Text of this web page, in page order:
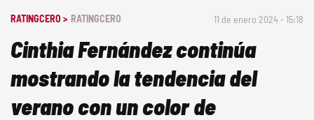
RATINGCERO > RATINGCERO 11 de enero 2024 - 15:18
Cinthia Fernández continúa
mostrando la tendencia del
verano con un color de